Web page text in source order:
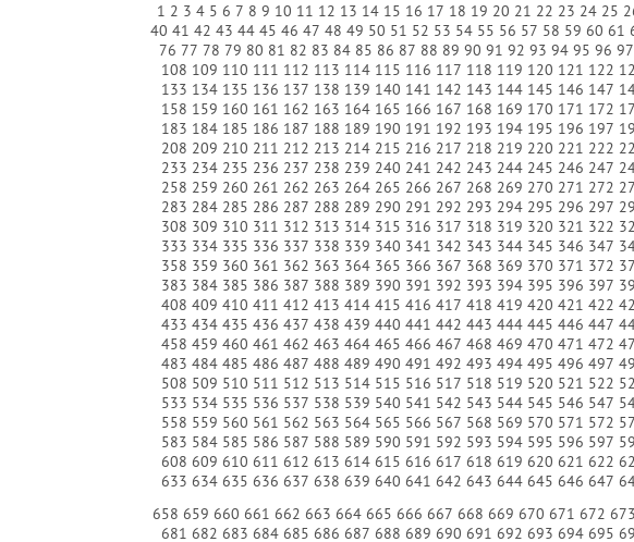
1 2 3 4 5 6 7 8 9 10 11 12 13 14 15 16 17 18 19 20 21 22 23 24 25
40 41 42 43 44 45 46 47 48 49 50 51 52 53 54 55 56 57 58 59 60 61
76 77 78 79 80 81 82 83 84 85 86 87 88 89 90 91 92 93 94 95 96 97
108 109 110 111 112 113 114 115 116 117 118 119 120 121 122
133 134 135 136 137 138 139 140 141 142 143 144 145 146 147
158 159 160 161 162 163 164 165 166 167 168 169 170 171 172
183 184 185 186 187 188 189 190 191 192 193 194 195 196 197
208 209 210 211 212 213 214 215 216 217 218 219 220 221 222
233 234 235 236 237 238 239 240 241 242 243 244 245 246 247
258 259 260 261 262 263 264 265 266 267 268 269 270 271 272
283 284 285 286 287 288 289 290 291 292 293 294 295 296 297
308 309 310 311 312 313 314 315 316 317 318 319 320 321 322
333 334 335 336 337 338 339 340 341 342 343 344 345 346 347
358 359 360 361 362 363 364 365 366 367 368 369 370 371 372
383 384 385 386 387 388 389 390 391 392 393 394 395 396 397
408 409 410 411 412 413 414 415 416 417 418 419 420 421 422
433 434 435 436 437 438 439 440 441 442 443 444 445 446 447
458 459 460 461 462 463 464 465 466 467 468 469 470 471 472
483 484 485 486 487 488 489 490 491 492 493 494 495 496 497
508 509 510 511 512 513 514 515 516 517 518 519 520 521 522
533 534 535 536 537 538 539 540 541 542 543 544 545 546 547
558 559 560 561 562 563 564 565 566 567 568 569 570 571 572
583 584 585 586 587 588 589 590 591 592 593 594 595 596 597
608 609 610 611 612 613 614 615 616 617 618 619 620 621 622
633 634 635 636 637 638 639 640 641 642 643 644 645 646 647
658 659 660 661 662 663 664 665 666 667 668 669 670 671 672 673
681 682 683 684 685 686 687 688 689 690 691 692 693 694 695